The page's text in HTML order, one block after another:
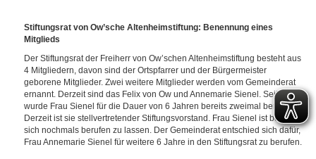
Stiftungsrat von Ow’sche Altenheimstiftung: Benennung eines
Mitglieds
Der Stiftungsrat der Freiherr von Ow’schen Altenheimstiftung besteht aus
4 Mitgliedern, davon sind der Ortspfarrer und der Bürgermeister
geborene Mitglieder. Zwei weitere Mitglieder werden vom Gemeinderat
ernannt. Derzeit sind das Felix von Ow und Annemarie Sienel. Seit 2005
wurde Frau Sienel für die Dauer von 6 Jahren bereits zweimal berufen.
Derzeit ist sie stellvertretender Stiftungsvorstand. Frau Sienel ist bereit,
sich nochmals berufen zu lassen. Der Gemeinderat entschied sich dafür,
Frau Annemarie Sienel für weitere 6 Jahre in den Stiftungsrat zu berufen.